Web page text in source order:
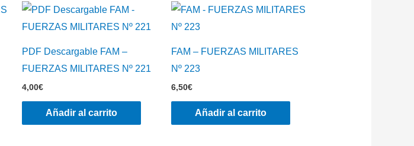
PDF Descargable FAM –
FUERZAS MILITARES Nº 221
4,00€
Añadir al carrito
FAM – FUERZAS MILITARES
Nº 223
6,50€
Añadir al carrito